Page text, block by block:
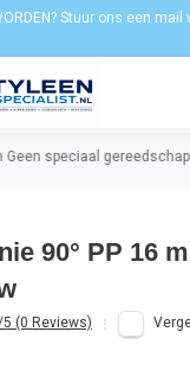
Stuur ons een mail
Geen speciaal
90° PP 16
(0 Reviews)